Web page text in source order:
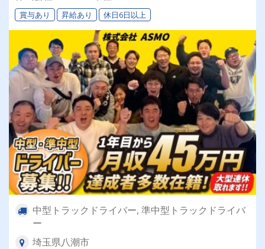
1回のマッサージで身体をケア★◎設立10年の安
定企業で長く活躍しませんか？
賞与あり 昇給あり 休日6日以上
中型トラックドライバー, 準中型トラックドライバ
ー
埼玉県八潮市